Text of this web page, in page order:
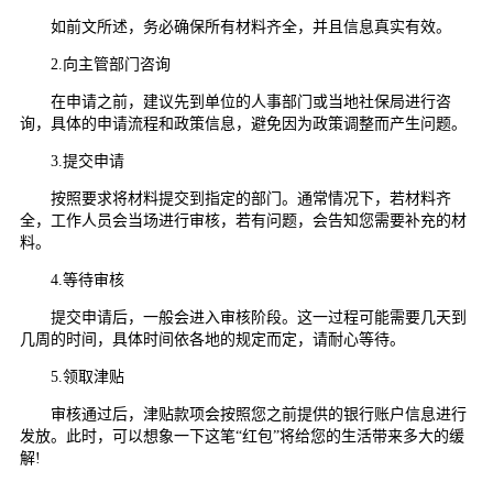
如前文所述，务必确保所有材料齐全，并且信息真实有效。
2.向主管部门咨询
在申请之前，建议先到单位的人事部门或当地社保局进行咨
询，具体的申请流程和政策信息，避免因为政策调整而产生问题。
3.提交申请
按照要求将材料提交到指定的部门。通常情况下，若材料齐
全，工作人员会当场进行审核，若有问题，会告知您需要补充的材
料。
4.等待审核
提交申请后，一般会进入审核阶段。这一过程可能需要几天到
几周的时间，具体时间依各地的规定而定，请耐心等待。
5.领取津贴
审核通过后，津贴款项会按照您之前提供的银行账户信息进行
发放。此时，可以想象一下这笔“红包”将给您的生活带来多大的缓
解!